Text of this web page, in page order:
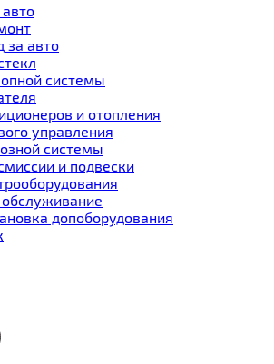
за авто
системы
и отопления
управления
системы
и подвески
допоборудования